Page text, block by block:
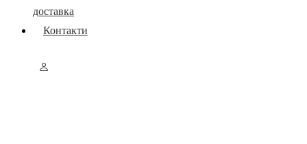
доставка
Контакти